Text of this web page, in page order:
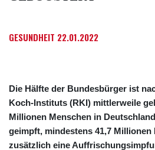
GESUNDHEIT 22.01.2022
Die Hälfte der Bundesbürger ist
Koch-Instituts (RKI) mittlerweile
Millionen Menschen in
geimpft, mindestens 41,7 Millionen
zusätzlich eine